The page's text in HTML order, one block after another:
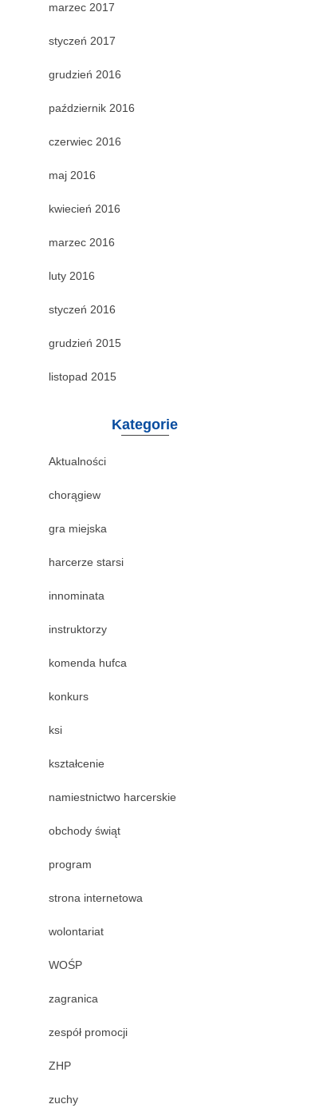
marzec 2017
styczeń 2017
grudzień 2016
październik 2016
czerwiec 2016
maj 2016
kwiecień 2016
marzec 2016
luty 2016
styczeń 2016
grudzień 2015
listopad 2015
Kategorie
Aktualności
chorągiew
gra miejska
harcerze starsi
innominata
instruktorzy
komenda hufca
konkurs
ksi
kształcenie
namiestnictwo harcerskie
obchody świąt
program
strona internetowa
wolontariat
WOŚP
zagranica
zespół promocji
ZHP
zuchy